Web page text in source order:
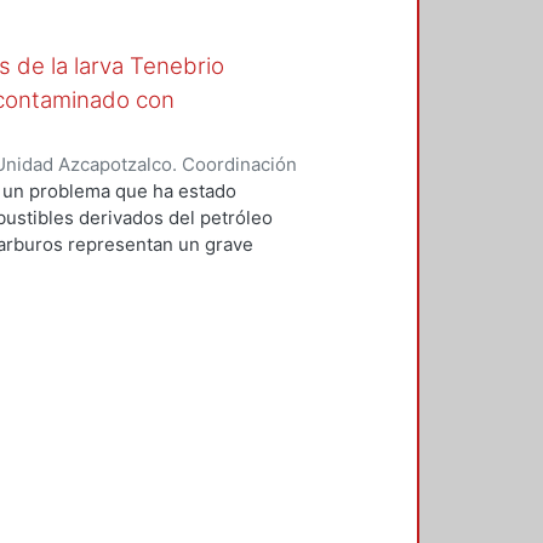
de la larva Tenebrio
con
Azcapotzalco. Coordinación
José Alfredo
problema que ha estado
derivados del petróleo
representan un grave